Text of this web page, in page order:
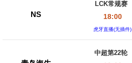
NS
LCK常规赛
18:00
虎牙直播(无插件)
中超第22轮